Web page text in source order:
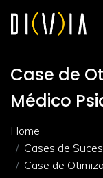
Case de
Médico
Home
Cases de
Case de